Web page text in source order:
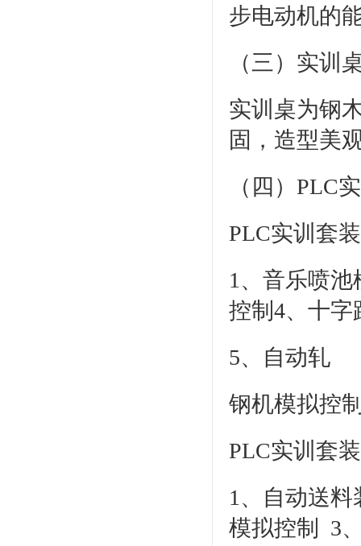
步电动机的
（三）实训
实训桌为钢
固，造型美
（四）PLC
PLC实训套
1、音乐喷
控制4、十字
5、自动轧
钢机模拟控
PLC实训套
1、自动送
模拟控制 3